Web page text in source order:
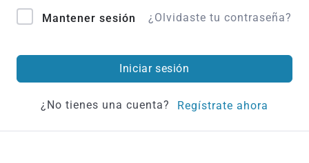
Mantener sesión ¿Olvidaste tu contraseña?
Iniciar sesión
¿No tienes una cuenta? Regístrate ahora